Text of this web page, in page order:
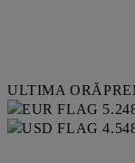
ULTIMA ORĂ